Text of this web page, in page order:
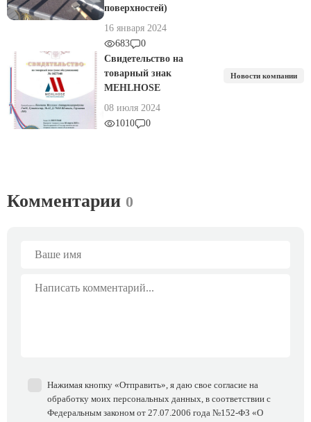
поверхностей)
16 января 2024
683
0
Свидетельство на
товарный знак
MEHLHOSE
08 июля 2024
1010
0
Новости компании
Комментарии 0
Нажимая кнопку «Отправить», я даю свое согласие на
обработку моих персональных данных, в соответствии с
Федеральным законом от 27.07.2006 года №152-ФЗ «О